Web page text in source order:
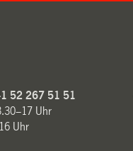
52 267 51 51
Uhr
Uhr